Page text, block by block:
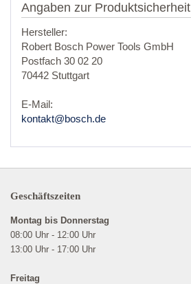
Angaben zur Produktsicherheit
Hersteller:
Robert Bosch Power Tools GmbH
Postfach 30 02 20
70442 Stuttgart
E-Mail:
kontakt@bosch.de
Geschäftszeiten
Montag bis Donnerstag
08:00 Uhr - 12:00 Uhr
13:00 Uhr - 17:00 Uhr
Freitag